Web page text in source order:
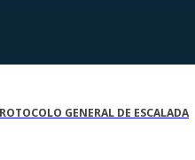
GENERAL DE ESCALADA